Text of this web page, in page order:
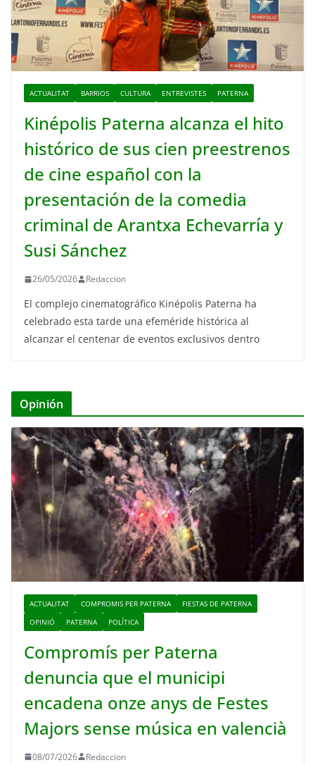
ACTUALITAT BARRIOS CULTURA ENTREVISTES PATERNA
Kinépolis Paterna alcanza el hito
histórico de sus cien preestrenos
de cine español con la
presentación de la comedia
criminal de Arantxa Echevarría y
Susi Sánchez
26/05/2026 Redaccion
El complejo cinematográfico Kinépolis Paterna ha
celebrado esta tarde una efeméride histórica al
alcanzar el centenar de eventos exclusivos dentro
Opinión
ACTUALITAT COMPROMIS PER PATERNA
FIESTAS DE PATERNA
OPINIÓ
PATERNA POLÍTICA
Compromís per Paterna
denuncia que el municipi
encadena onze anys de Festes
Majors sense música en valencià
08/07/2026 Redaccion